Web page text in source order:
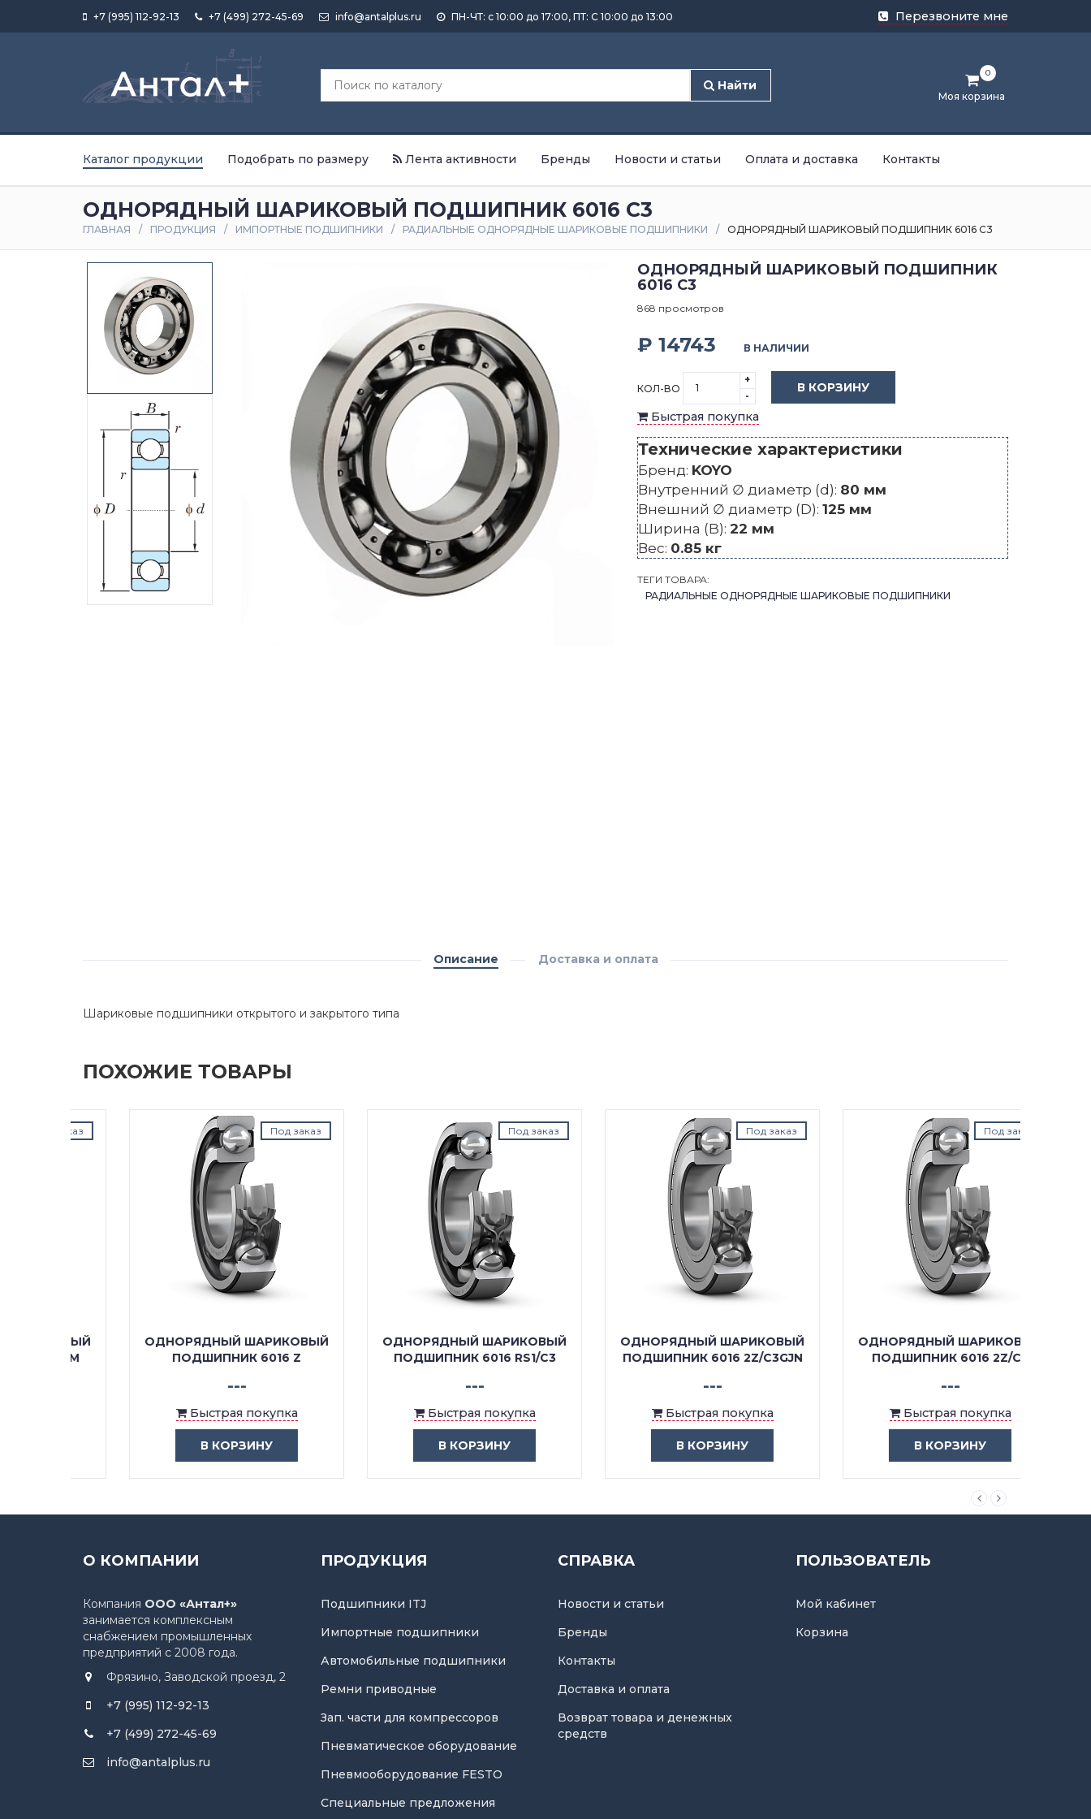
+7 (995) 112-92-13 +7 (499) 272-45-69 info@antalplus.ru ПН-ЧТ: с 10:00 до 17:00, ПТ: С 10:00 до 13:00 Перезвоните мне
Найти
Моя корзина
0
Каталог продукции Подобрать по размеру Лента активности Бренды Новости и статьи Оплата и доставка Контакты
ОДНОРЯДНЫЙ ШАРИКОВЫЙ ПОДШИПНИК 6016 C3
ГЛАВНАЯ ПРОДУКЦИЯ ИМПОРТНЫЕ ПОДШИПНИКИ РАДИАЛЬНЫЕ ОДНОРЯДНЫЕ ШАРИКОВЫЕ ПОДШИПНИКИ ОДНОРЯДНЫЙ ШАРИКОВЫЙ ПОДШИПНИК 6016 C3
ОДНОРЯДНЫЙ ШАРИКОВЫЙ ПОДШИПНИК
6016 C3
868 просмотров
₽ 14743 В НАЛИЧИИ
КОЛ-ВО
+
-
В КОРЗИНУ
Быстрая покупка
Технические характеристики
Бренд: KOYO
Внутренний ∅ диаметр (d): 80 мм
Внешний ∅ диаметр (D): 125 мм
Ширина (B): 22 мм
Вес: 0.85 кг
ТЕГИ ТОВАРА:
РАДИАЛЬНЫЕ ОДНОРЯДНЫЕ ШАРИКОВЫЕ ПОДШИПНИКИ
Описание Доставка и оплата
Шариковые подшипники открытого и закрытого типа
ПОХОЖИЕ ТОВАРЫ
Под заказ
ОДНОРЯДНЫЙ ШАРИКОВЫЙ
ПОДШИПНИК 6016 Z
Быстрая покупка
В КОРЗИНУ
Под заказ
ОДНОРЯДНЫЙ ШАРИКОВЫЙ
ПОДШИПНИК 6016 RS1/C3
Быстрая покупка
В КОРЗИНУ
Под заказ
ОДНОРЯДНЫЙ ШАРИКОВЫЙ
ПОДШИПНИК 6016 2Z/C3GJN
Быстрая покупка
В КОРЗИНУ
Под заказ
ОДНОРЯДНЫЙ ШАРИКОВЫЙ
ПОДШИПНИК 6016 2Z/C3
Быстрая покупка
В КОРЗИНУ
О КОМПАНИИ
Компания ООО «Антал+»
занимается комплексным
снабжением промышленных
предприятий с 2008 года.
Фрязино, Заводской проезд, 2
+7 (995) 112-92-13
+7 (499) 272-45-69
info@antalplus.ru
ПРОДУКЦИЯ
Подшипники ITJ
Импортные подшипники
Автомобильные подшипники
Ремни приводные
Зап. части для компрессоров
Пневматическое оборудование
Пневмооборудование FESTO
Специальные предложения
СПРАВКА
Новости и статьи
Бренды
Контакты
Доставка и оплата
Возврат товара и денежных
средств
ПОЛЬЗОВАТЕЛЬ
Мой кабинет
Корзина